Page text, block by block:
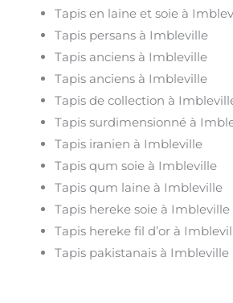
Tapis en laine et soie à
Tapis persans à Imbleville
Tapis anciens à Imbleville
Tapis anciens à Imbleville
Tapis de collection à
Tapis surdimensionné à
Tapis iranien à Imbleville
Tapis qum soie à Imbleville
Tapis qum laine à Imbleville
Tapis hereke soie à Imbleville
Tapis hereke fil d’or à
Tapis pakistanais à Imbleville